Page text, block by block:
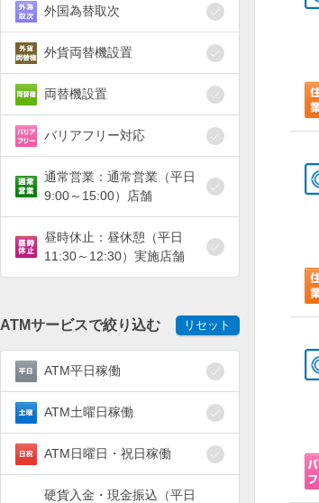
外国為替取次
外貨両替機設置
両替機設置
バリアフリー対応
通常営業：通常営業（平日
9:00～15:00）店舗
昼時休止：昼休憩（平日
11:30～12:30）実施店舗
ATMサービスで絞り込む リセット
ATM平日稼働
ATM土曜日稼働
ATM日曜日・祝日稼働
硬貨入金・現金振込（平日